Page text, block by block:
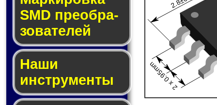
SMD пре­об­ра­
зо­ва­те­лей
Наши
инструменты
2 x 0.95mm